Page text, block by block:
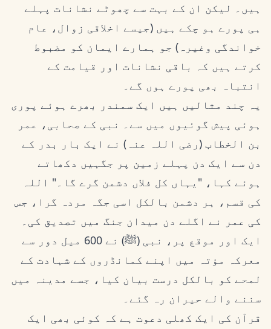
ہیں۔ لیکن ان کے بہت سے چھوٹے نشانات پہلے
ہی پورے ہو چکے ہیں (جیسے اخلاقی زوال، عام
خواندگی وغیرہ) جو ہمارے ایمان کو مضبوط
کرتے ہیں کہ باقی نشانات اور قیامت کے
انتباہ بھی پورے ہوں گے۔
یہ چند مثالیں ہیں ایک سمندر بھرے ہوئے پوری
ہوئی پیش گوئیوں میں سے۔ نبی کے صحابی، عمر
بن الخطاب (رضی اللہ عنہ) نے ایک بار بدر کے
دن سے ایک دن پہلے زمین پر جگہیں دکھاتے
ہوئے کہا، "یہاں کل فلاں دشمن گرے گا۔" اللہ
کی قسم، ہر دشمن بالکل اسی جگہ مردہ گرا، جس
کی عمر نے اگلے دن میدان جنگ میں تصدیق کی۔
ایک اور موقع پر، نبی (ﷺ) نے 600 میل دور سے
معرکہ مؤتہ میں اپنے کمانڈروں کے شہادت کے
لمحے کو بالکل درست بیان کیا، جسے مدینہ میں
سننے والے حیران رہ گئے۔
قرآن کی ایک کھلی دعوت ہے کہ کوئی بھی ایک